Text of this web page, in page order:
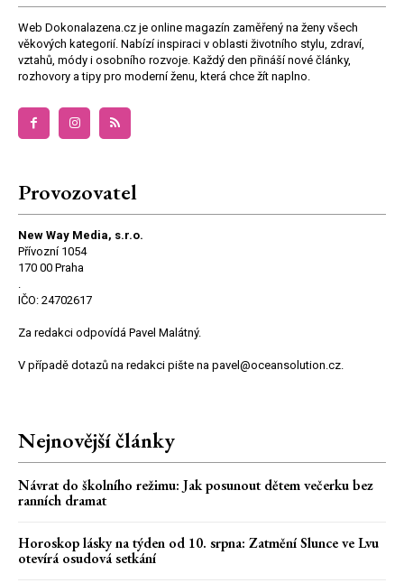
Web Dokonalazena.cz je online magazín zaměřený na ženy všech
věkových kategorií. Nabízí inspiraci v oblasti životního stylu, zdraví,
vztahů, módy i osobního rozvoje. Každý den přináší nové články,
rozhovory a tipy pro moderní ženu, která chce žít naplno.
Provozovatel
New Way Media, s.r.o.
Přívozní 1054
170 00 Praha
.
IČO: 24702617
Za redakci odpovídá Pavel Malátný.
V případě dotazů na redakci pište na pavel@oceansolution.cz.
Nejnovější články
Návrat do školního režimu: Jak posunout dětem večerku bez
ranních dramat
Horoskop lásky na týden od 10. srpna: Zatmění Slunce ve Lvu
otevírá osudová setkání